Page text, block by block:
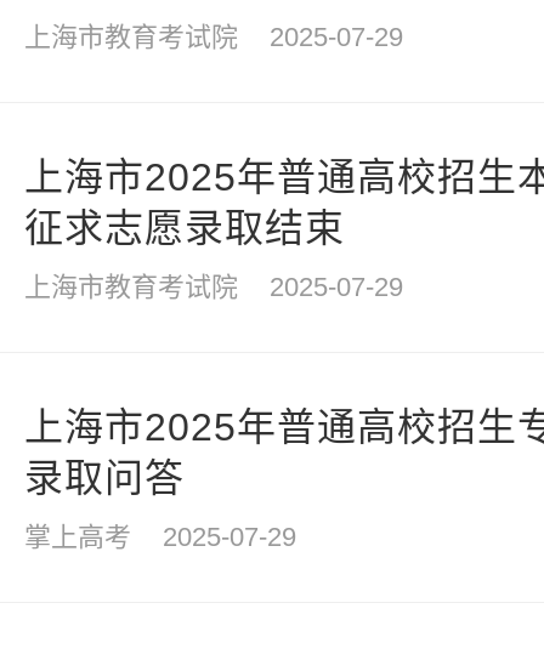
上海市教育考试院 2025-07-29
上海市2025年普通高校招生
征求志愿录取结束
上海市教育考试院 2025-07-29
上海市2025年普通高校招生
录取问答
掌上高考 2025-07-29